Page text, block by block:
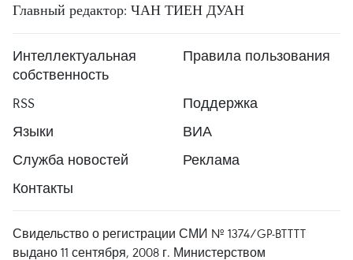
Главный редактор: ЧАН ТИЕН ДУАН
Интеллектуальная
собственность
Правила пользования
RSS
Поддержка
Языки
ВИА
Служба новостей
Реклама
Контакты
Свидельство о регистрации СМИ № 1374/GP-BTTTT
выдано 11 сентября, 2008 г. Министерством